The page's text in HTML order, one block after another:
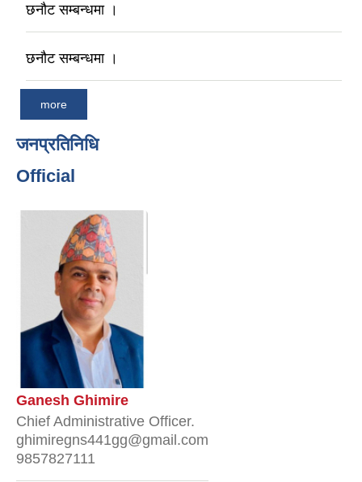
छनौट सम्बन्धमा ।
छनौट सम्बन्धमा ।
more
जनप्रतिनिधि
Official
Ganesh Ghimire
Chief Administrative Officer.
ghimiregns441gg@gmail.com
9857827111